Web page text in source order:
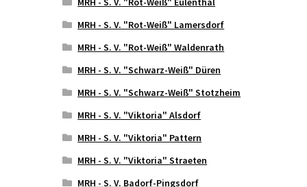
MRH - S. V. "Rot-Weiß" Lamersdorf
MRH - S. V. "Rot-Weiß" Waldenrath
MRH - S. V. "Schwarz-Weiß" Düren
MRH - S. V. "Schwarz-Weiß" Stotzheim
MRH - S. V. "Viktoria" Alsdorf
MRH - S. V. "Viktoria" Pattern
MRH - S. V. "Viktoria" Straeten
MRH - S. V. Badorf-Pingsdorf